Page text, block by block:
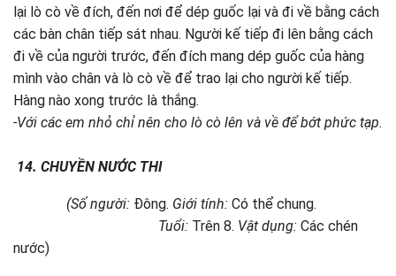
lại lò cò về đích, đến nơi để dép guốc lại và đi về bằng cách
các bàn chân tiếp sát nhau. Người kế tiếp đi lên bằng cách
đi về của người trước, đến đích mang dép guốc của hàng
mình vào chân và lò cò về để trao lại cho người kế tiếp.
Hàng nào xong trước là thắng.
-Với các em nhỏ chỉ nên cho lò cò lên và về để bớt phức tạp.
14. CHUYỀN NƯỚC THI
(Số người: Đông. Giới tính: Có thể chung.
Tuổi: Trên 8. Vật dụng: Các chén
nước)